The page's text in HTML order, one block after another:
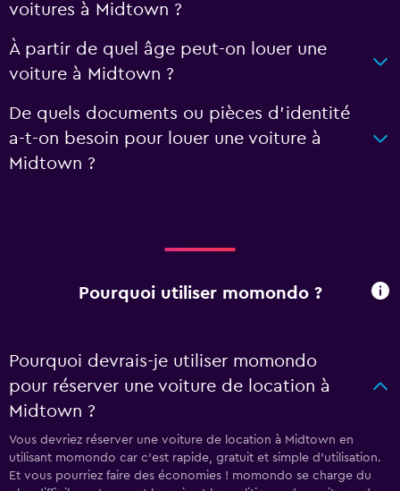
voitures à Midtown ?
À partir de quel âge peut-on louer une
voiture à Midtown ?
De quels documents ou pièces d'identité
a-t-on besoin pour louer une voiture à
Midtown ?
Pourquoi utiliser momondo ?
Pourquoi devrais-je utiliser momondo
pour réserver une voiture de location à
Midtown ?
Vous devriez réserver une voiture de location à Midtown en
utilisant momondo car c'est rapide, gratuit et simple d'utilisation.
Et vous pourriez faire des économies ! momondo se charge du